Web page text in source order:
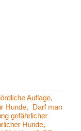
Auflage
Hunde
Darf man
gefährlicher
Hunde